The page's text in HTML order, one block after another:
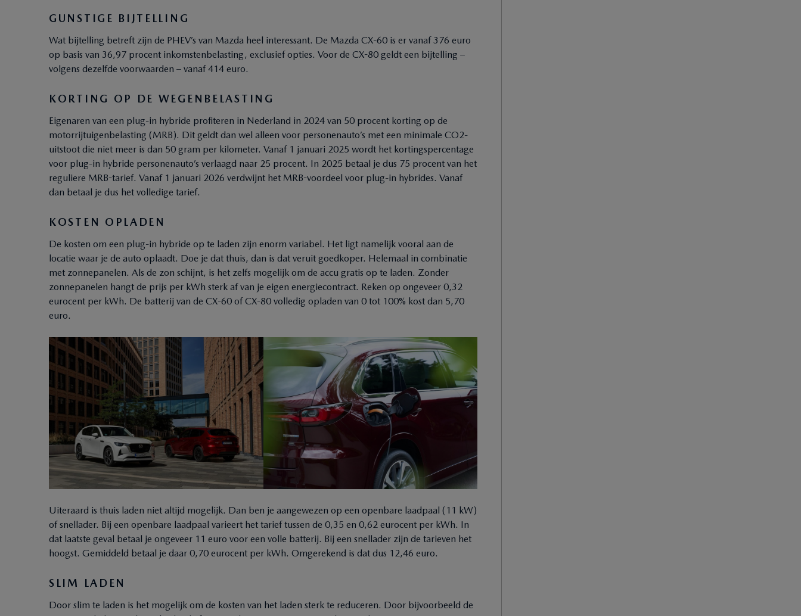
GUNSTIGE BIJTELLING
Wat bijtelling betreft zijn de PHEV’s van Mazda heel interessant. De Mazda CX-60 is er vanaf 376 euro
op basis van 36,97 procent inkomstenbelasting, exclusief opties. Voor de CX-80 geldt een bijtelling –
volgens dezelfde voorwaarden – vanaf 414 euro.
KORTING OP DE WEGENBELASTING
Eigenaren van een plug-in hybride profiteren in Nederland in 2024 van 50 procent korting op de
motorrijtuigenbelasting (MRB). Dit geldt dan wel alleen voor personenauto’s met een minimale CO2-
uitstoot die niet meer is dan 50 gram per kilometer. Vanaf 1 januari 2025 wordt het kortingspercentage
voor plug-in hybride personenauto’s verlaagd naar 25 procent. In 2025 betaal je dus 75 procent van het
reguliere MRB-tarief. Vanaf 1 januari 2026 verdwijnt het MRB-voordeel voor plug-in hybrides. Vanaf
dan betaal je dus het volledige tarief.
KOSTEN OPLADEN
De kosten om een plug-in hybride op te laden zijn enorm variabel. Het ligt namelijk vooral aan de
locatie waar je de auto oplaadt. Doe je dat thuis, dan is dat veruit goedkoper. Helemaal in combinatie
met zonnepanelen. Als de zon schijnt, is het zelfs mogelijk om de accu gratis op te laden. Zonder
zonnepanelen hangt de prijs per kWh sterk af van je eigen energiecontract. Reken op ongeveer 0,32
eurocent per kWh. De batterij van de CX-60 of CX-80 volledig opladen van 0 tot 100% kost dan 5,70
euro.
Uiteraard is thuis laden niet altijd mogelijk. Dan ben je aangewezen op een openbare laadpaal (11 kW)
of snellader. Bij een openbare laadpaal varieert het tarief tussen de 0,35 en 0,62 eurocent per kWh. In
dat laatste geval betaal je ongeveer 11 euro voor een volle batterij. Bij een snellader zijn de tarieven het
hoogst. Gemiddeld betaal je daar 0,70 eurocent per kWh. Omgerekend is dat dus 12,46 euro.
SLIM LADEN
Door slim te laden is het mogelijk om de kosten van het laden sterk te reduceren. Door bijvoorbeeld de